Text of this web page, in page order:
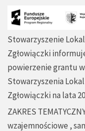
Stowarzyszenie
Zgłowiączki
powierzenie grantu
Stowarzyszenia
Zgłowiączki na lata
ZAKRES
wzajemnościowe ,